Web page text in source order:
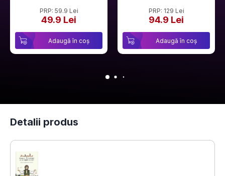
PRP: 59.9 Lei
49.9 Lei
Adaugă în coș
PRP: 129 Lei
94.9 Lei
Adaugă în coș
Detalii produs